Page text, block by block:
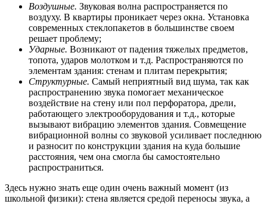
Воздушные. Звуковая волна распространяется по
воздуху. В квартиры проникает через окна. Установка
современных стеклопакетов в большинстве своем
решает проблему;
Ударные. Возникают от падения тяжелых предметов,
топота, ударов молотком и т.д. Распространяются по
элементам здания: стенам и плитам перекрытия;
Структурные. Самый неприятный вид шума, так как
распространению звука помогает механическое
воздействие на стену или пол перфоратора, дрели,
работающего электрооборудования и т.д., которые
вызывают вибрацию элементов здания. Совмещение
вибрационной волны со звуковой усиливает последнюю
и разносит по конструкции здания на куда большие
расстояния, чем она смогла бы самостоятельно
распространиться.
Здесь нужно знать еще один очень важный момент (из
школьной физики): стена является средой переносы звука, а